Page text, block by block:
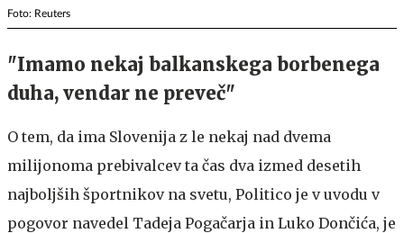
Foto: Reuters
"Imamo nekaj balkanskega borbenega
duha, vendar ne preveč"
O tem, da ima Slovenija z le nekaj nad dvema
milijonoma prebivalcev ta čas dva izmed desetih
najboljših športnikov na svetu, Politico je v uvodu v
pogovor navedel Tadeja Pogačarja in Luko Dončića, je